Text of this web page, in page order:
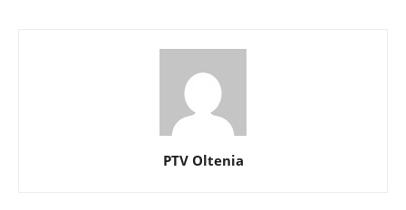
PTV Oltenia